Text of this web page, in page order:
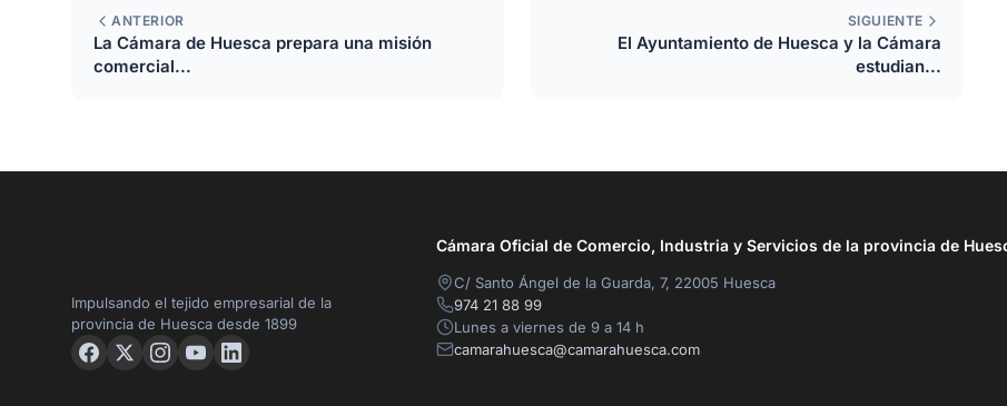
ANTERIOR
La Cámara de Huesca prepara una misión
comercial...
SIGUIENTE
El Ayuntamiento de Huesca y la Cámara
estudian...
Impulsando el tejido empresarial de la
provincia de Huesca desde 1899
Cámara Oficial de Comercio, Industria y Servicios de la provincia de
C/ Santo Ángel de la Guarda, 7, 22005 Huesca
974 21 88 99
Lunes a viernes de 9 a 14 h
camarahuesca@camarahuesca.com